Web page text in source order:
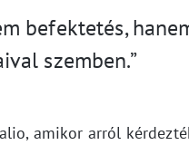
befektetés,
szemben.”
amikor arról